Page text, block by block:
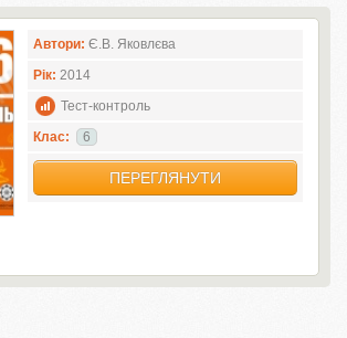
Автори: Є.В. Яковлєва
Рік: 2014
Тест-контроль
Клас:
6
ПЕРЕГЛЯНУТИ